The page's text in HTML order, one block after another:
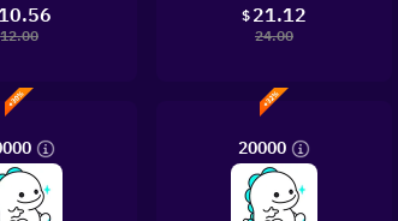
10.56
12.00
$ 21.12
24.00
20000